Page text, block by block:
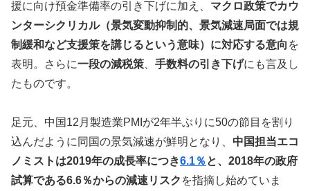
援に向け預金準備率の引き下げに加え、 マクロ政策でカウ
ンターシクリカル（景気変動抑制的、景気減速局面では規
制緩和など支援策を講じるという意味）に対応する意向 を
表明。さらに一段の減税策 手数料の引き下げにも言及し
たものです。
足元、中国12月製造業PMIが2年半ぶりに50の節目を割り
込んだように同国の景気減速が鮮明となり、 中国担当エコ
ノミストは2019年の成長率につき6.1％ と、2018年の政府
試算である6.6％からの減速リスク を指摘し始めていま